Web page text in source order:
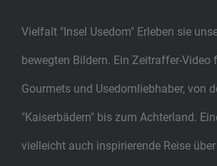
Vielfalt "Insel Usedom" Erleben sie
bewegten Bildern. Ein Zeitraffer-Video
Gourmets und Usedomliebhaber, von
"Kaiserbädern" bis zum Achterland.
vielleicht auch inspirierende Reise